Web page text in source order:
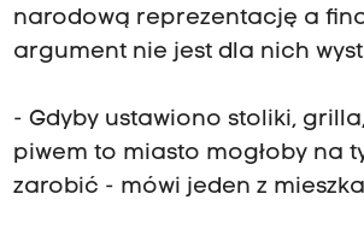
narodową reprezentację a
argument nie jest dla nich
- Gdyby ustawiono stoliki,
piwem to miasto mogłoby na
zarobić - mówi jeden z